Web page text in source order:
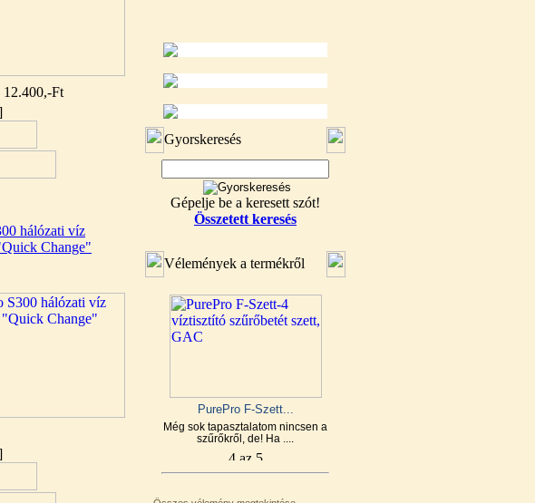
12.400,-Ft
hálózati víz
Change"
Gyorskeresés
Gépelje be a keresett szót!
Összetett keresés
Vélemények a termékről
PurePro F-Szett...
Még sok tapasztalatom nincsen a
szűrőkről, de! Ha ....